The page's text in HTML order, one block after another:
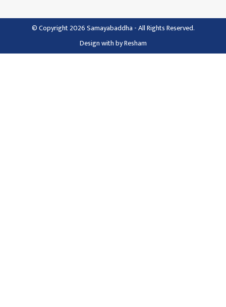
© Copyright 2026 Samayabaddha - All Rights Reserved.
Design withbyResham